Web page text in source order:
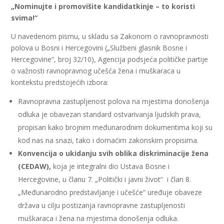
„Nominujte i promovišite kandidatkinje – to koristi
svima!“
U navedenom pismu, u skladu sa Zakonom o ravnopravnosti
polova u Bosni i Hercegovini („Službeni glasnik Bosne i
Hercegovine“, broj 32/10), Agencija podsjeća političke partije
o važnosti ravnopravnog učešća žena i muškaraca u
kontekstu predstojećih izbora:
Ravnopravna zastupljenost polova na mjestima donošenja
odluka je obavezan standard ostvarivanja lјudskih prava,
propisan kako brojnim međunarodnim dokumentima koji su
kod nas na snazi, tako i domaćim zakonskim propisima.
Konvencija o ukidanju svih oblika diskriminacije žena
(CEDAW), koja je integralni dio Ustava Bosne i
Hercegovine, u članu 7. „Politički i javni život“ i član 8.
„Međunarodno predstavlјanje i učešće“ uređuje obaveze
država u cilju postizanja ravnopravne zastupljenosti
muškaraca i žena na mjestima donošenja odluka.